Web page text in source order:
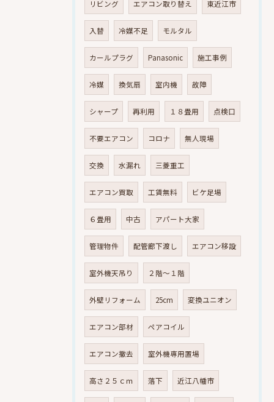
リビング エアコン取り替え 東近江市
入替 冷媒不足 モルタル
カールプラグ Panasonic 施工事例
冷媒 換気扇 室内機 故障
シャープ 再利用 １８畳用 点検口
不要エアコン コロナ 無人現場
交換 水漏れ 三菱重工
エアコン買取 工賃無料 ビケ足場
６畳用 中古 アパート大家
管理物件 配管廊下渡し エアコン移設
室外機天吊り ２階～１階
外壁リフォーム 25cm 変換ユニオン
エアコン部材 ペアコイル
エアコン撤去 室外機専用置場
高さ２５ｃｍ 落下 近江八幡市